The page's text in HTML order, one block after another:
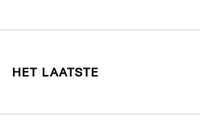
HET LAATSTE